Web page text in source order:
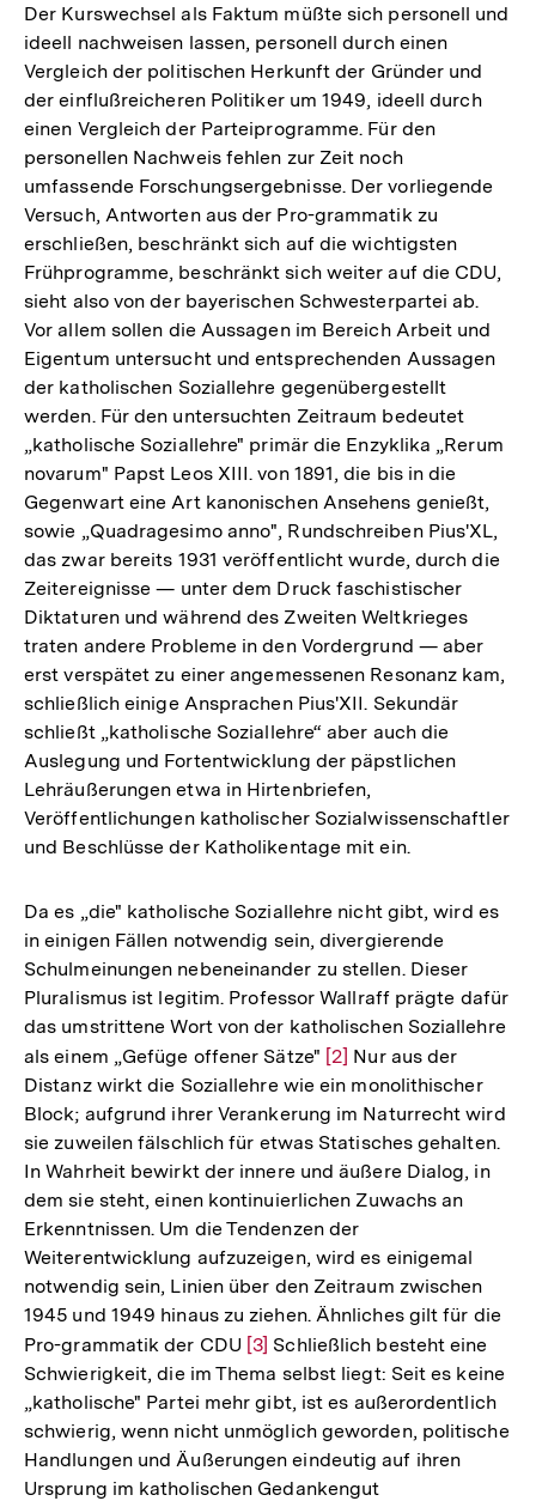
Der Kurswechsel als Faktum müßte sich personell und
ideell nachweisen lassen, personell durch einen
Vergleich der politischen Herkunft der Gründer und
der einflußreicheren Politiker um 1949, ideell durch
einen Vergleich der Parteiprogramme. Für den
personellen Nachweis fehlen zur Zeit noch
umfassende Forschungsergebnisse. Der vorliegende
Versuch, Antworten aus der Pro-grammatik zu
erschließen, beschränkt sich auf die wichtigsten
Frühprogramme, beschränkt sich weiter auf die CDU,
sieht also von der bayerischen Schwesterpartei ab.
Vor allem sollen die Aussagen im Bereich Arbeit und
Eigentum untersucht und entsprechenden Aussagen
der katholischen Soziallehre gegenübergestellt
werden. Für den untersuchten Zeitraum bedeutet
„katholische Soziallehre" primär die Enzyklika „Rerum
novarum" Papst Leos XIII. von 1891, die bis in die
Gegenwart eine Art kanonischen Ansehens genießt,
sowie „Quadragesimo anno", Rundschreiben Pius'XL,
das zwar bereits 1931 veröffentlicht wurde, durch die
Zeitereignisse — unter dem Druck faschistischer
Diktaturen und während des Zweiten Weltkrieges
traten andere Probleme in den Vordergrund — aber
erst verspätet zu einer angemessenen Resonanz kam,
schließlich einige Ansprachen Pius'XII. Sekundär
schließt „katholische Soziallehre“ aber auch die
Auslegung und Fortentwicklung der päpstlichen
Lehräußerungen etwa in Hirtenbriefen,
Veröffentlichungen katholischer Sozialwissenschaftler
und Beschlüsse der Katholikentage mit ein.
Da es „die" katholische Soziallehre nicht gibt, wird es
in einigen Fällen notwendig sein, divergierende
Schulmeinungen nebeneinander zu stellen. Dieser
Pluralismus ist legitim. Professor Wallraff prägte dafür
das umstrittene Wort von der katholischen Soziallehre
als einem „Gefüge offener Sätze" Zur
Auflösung
der
Fußnote
[2] Nur aus der
Distanz wirkt die Soziallehre wie ein monolithischer
Block; aufgrund ihrer Verankerung im Naturrecht wird
sie zuweilen fälschlich für etwas Statisches gehalten.
In Wahrheit bewirkt der innere und äußere Dialog, in
dem sie steht, einen kontinuierlichen Zuwachs an
Erkenntnissen. Um die Tendenzen der
Weiterentwicklung aufzuzeigen, wird es einigemal
notwendig sein, Linien über den Zeitraum zwischen
1945 und 1949 hinaus zu ziehen. Ähnliches gilt für die
Pro-grammatik der CDU Zur
Auflösung
der
Fußnote
[3] Schließlich besteht eine
Schwierigkeit, die im Thema selbst liegt: Seit es keine
„katholische" Partei mehr gibt, ist es außerordentlich
schwierig, wenn nicht unmöglich geworden, politische
Handlungen und Äußerungen eindeutig auf ihren
Ursprung im katholischen Gedankengut